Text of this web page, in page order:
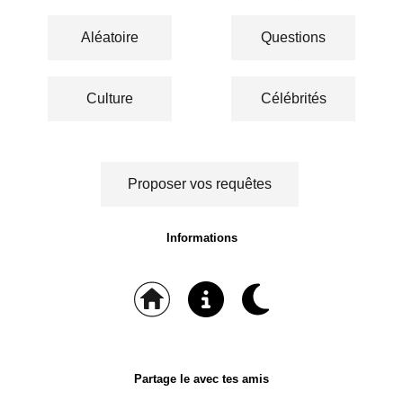
Aléatoire Questions
Culture Célébrités
Proposer vos requêtes
Informations
Partage le avec tes amis